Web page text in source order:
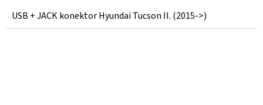
USB + JACK konektor Hyundai Tucson II. (2015->)